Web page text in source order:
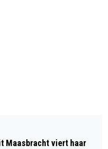
VAN
Maasbracht viert haar